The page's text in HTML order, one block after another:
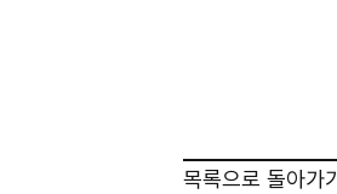
목록으로 돌아가기